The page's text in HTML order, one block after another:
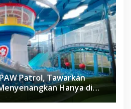
Patrol, Tawarkan
Hanya di